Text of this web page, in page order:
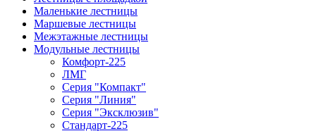
Маленькие лестницы
Маршевые лестницы
Межэтажные лестницы
Модульные лестницы
Комфорт-225
ЛМГ
Серия "Компакт"
Серия "Линия"
Серия "Эксклюзив"
Стандарт-225